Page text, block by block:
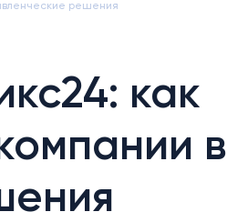
решения
как
в